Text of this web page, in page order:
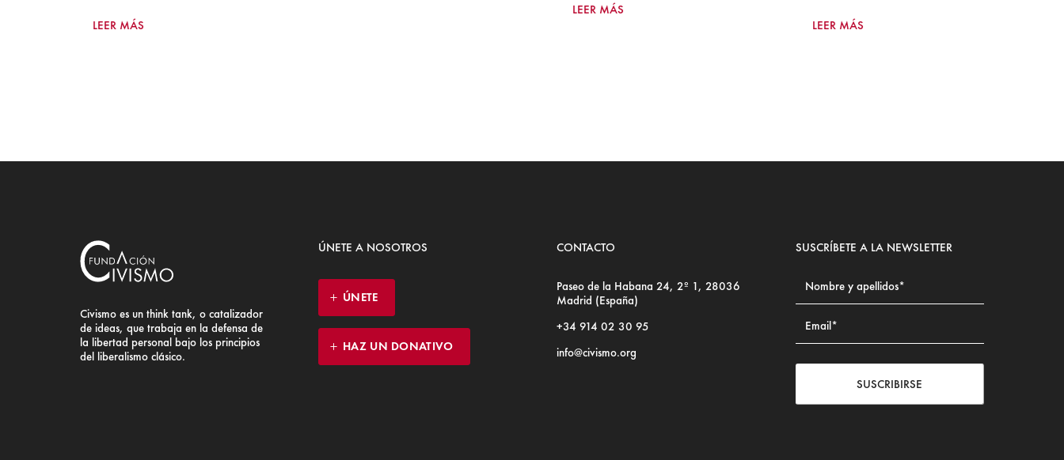
LEER MÁS
LEER MÁS
LEER MÁS
Civismo es un think tank, o catalizador
de ideas, que trabaja en la defensa de
la libertad personal bajo los principios
del liberalismo clásico.
ÚNETE A NOSOTROS
ÚNETE
HAZ UN DONATIVO
CONTACTO
Paseo de la Habana 24, 2º 1, 28036
Madrid (España)
+34 914 02 30 95
info@civismo.org
SUSCRÍBETE A LA NEWSLETTER
SUSCRIBIRSE